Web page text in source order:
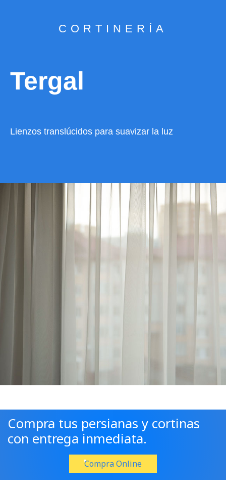
CORTINERÍA
Tergal
Lienzos translúcidos para suavizar la luz
VER CATÁLOGO
Compra tus persianas y cortinas
con entrega inmediata.
Compra Online